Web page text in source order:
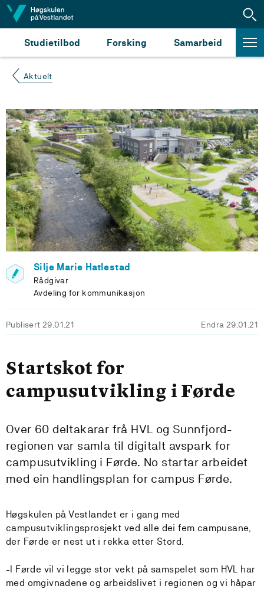
Hopp til innhald
Studietilbod Forsking Samarbeid
Aktuelt
Silje Marie Hatlestad
Rådgivar
Avdeling for kommunikasjon
Publisert 29.01.21 Endra 29.01.21
Startskot for
campusutvikling i Førde
Over 60 deltakarar frå HVL og Sunnfjord-
regionen var samla til digitalt avspark for
campusutvikling i Førde. No startar arbeidet
med ein handlingsplan for campus Førde.
Høgskulen på Vestlandet er i gang med
campusutviklingsprosjekt ved alle dei fem campusane,
der Førde er nest ut i rekka etter Stord.
-I Førde vil vi legge stor vekt på samspelet som HVL har
med omgivnadene og arbeidslivet i regionen og vi håpar